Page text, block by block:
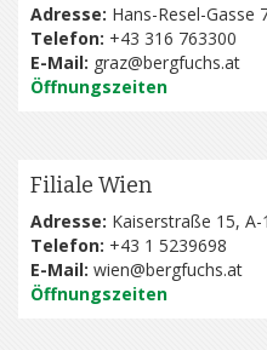
Adresse: Hans-Resel-Gasse
Telefon: +43 316 763300
E-Mail: graz@bergfuchs.at
Öffnungszeiten
Filiale Wien
Adresse: Kaiserstraße 15,
Telefon: +43 1 5239698
E-Mail: wien@bergfuchs.at
Öffnungszeiten